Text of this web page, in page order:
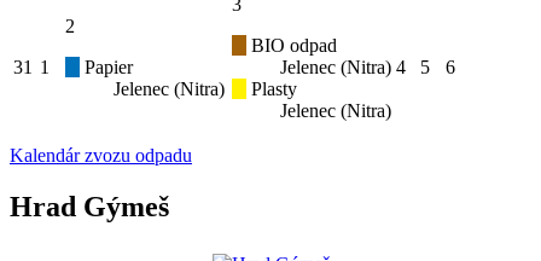
31 1
2
Papier
Jelenec (Nitra)
3
BIO odpad
Jelenec (Nitra)
Plasty
Jelenec (Nitra)
4 5 6
Kalendár zvozu odpadu
Hrad Gýmeš